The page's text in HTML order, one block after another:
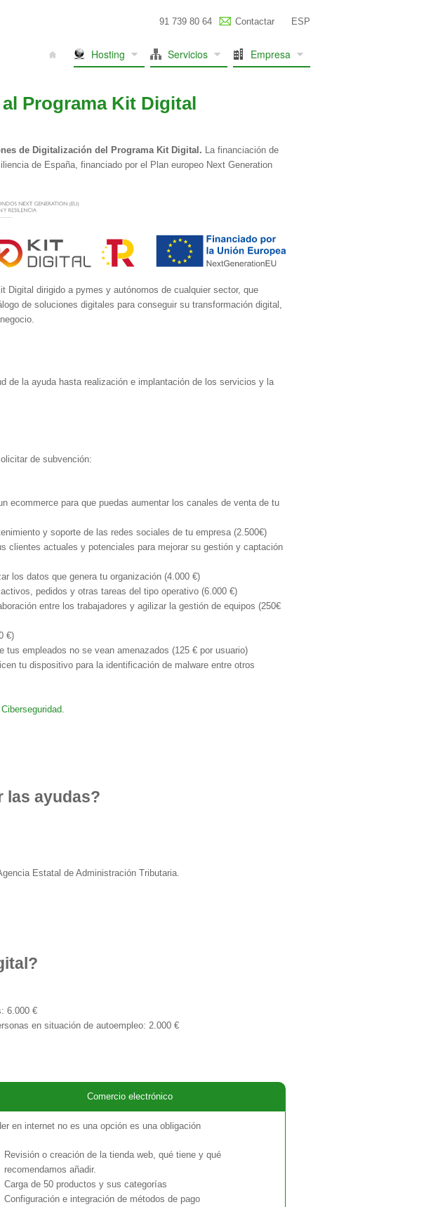
91 739 80 64 Contactar ESP
Hosting Servicios Empresa
Programa Kit Digital
de Digitalización del Programa Kit Digital. La financiación de
de España, financiado por el Plan europeo Next Generation
dirigido a pymes y autónomos de cualquier sector, que
de soluciones digitales para conseguir su transformación digital,
de la ayuda hasta realización e implantación de los servicios y la
de subvención:
ecommerce para que puedas aumentar los canales de venta de tu
y soporte de las redes sociales de tu empresa (2.500€)
clientes actuales y potenciales para mejorar su gestión y captación
los datos que genera tu organización (4.000 €)
pedidos y otras tareas del tipo operativo (6.000 €)
entre los trabajadores y agilizar la gestión de equipos (250€
€)
empleados no se vean amenazados (125 € por usuario)
tu dispositivo para la identificación de malware entre otros
Ciberseguridad.
las ayudas?
Estatal de Administración Tributaria.
6.000 €
en situación de autoempleo: 2.000 €
Comercio electrónico
en internet no es una opción es una obligación
Revisión o creación de la tienda web, qué tiene y qué
recomendamos añadir.
Carga de 50 productos y sus categorías
Configuración e integración de métodos de pago